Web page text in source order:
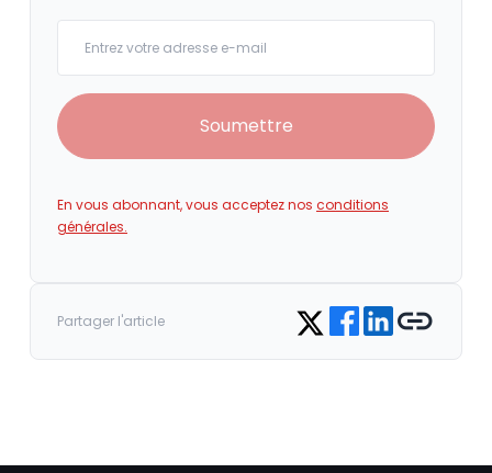
Soumettre
En vous abonnant, vous acceptez nos conditions
générales.
Partager l'article Share on Twitter
Share on Facebook
Share on LinkedIn
Copy link